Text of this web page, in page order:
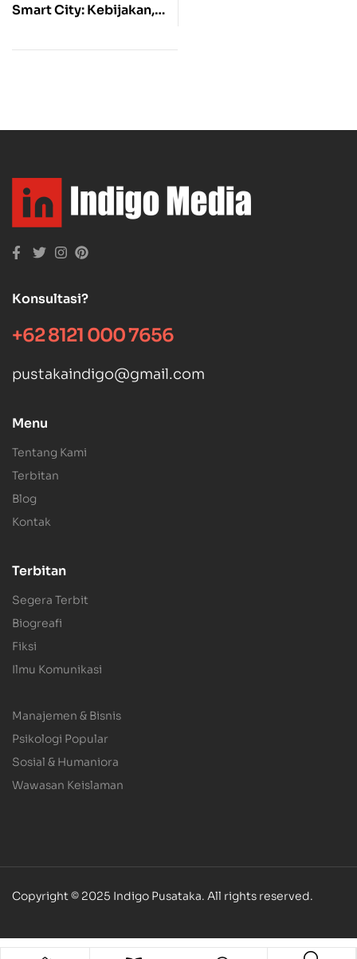
Smart City: Kebijakan,
Tantangan Partisipasi
Konsultasi?
+62 8121 000 7656
pustakaindigo@gmail.com
Menu
Tentang Kami
Terbitan
Blog
Kontak
Terbitan
Segera Terbit
Biogreafi
Fiksi
Ilmu Komunikasi
Manajemen & Bisnis
Psikologi Popular
Sosial & Humaniora
Wawasan Keislaman
Copyright © 2025 Indigo Pusataka. All rights reserved.